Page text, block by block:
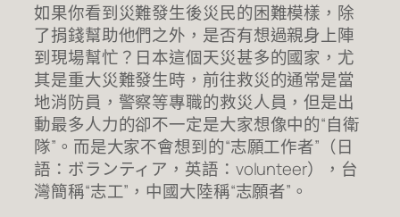
如果你看到災難發生後災民的困難模樣，除
了捐錢幫助他們之外，是否有想過親身上陣
到現場幫忙？日本這個天災甚多的國家，尤
其是重大災難發生時，前往救災的通常是當
地消防員，警察等專職的救災人員，但是出
動最多人力的卻不一定是大家想像中的“自衛
隊”。而是大家不會想到的“志願工作者”（日
語：ボランティア，英語：volunteer），台
灣簡稱“志工”，中國大陸稱“志願者”。